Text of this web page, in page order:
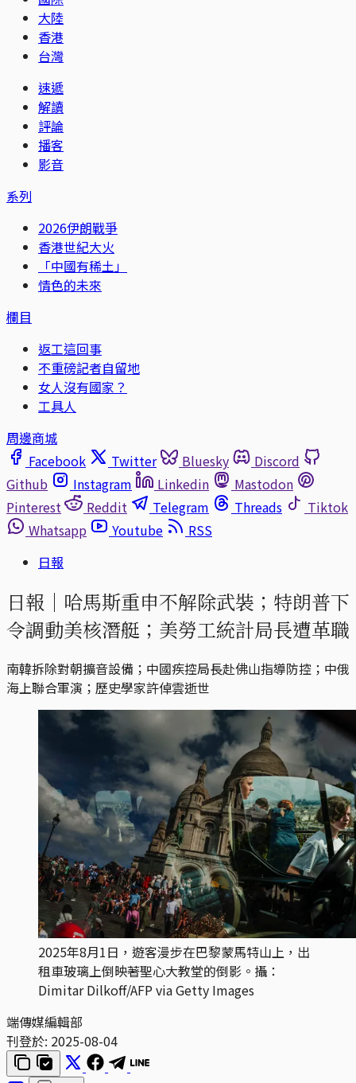
大陸
香港
台灣
速遞
解讀
評論
播客
影音
系列
2026伊朗戰爭
香港世紀大火
「中國有稀土」
情色的未來
欄目
返工這回事
不重磅記者自留地
女人沒有國家？
工具人
周邊商城
Facebook
Twitter Bluesky
Discord
Github
Instagram Linkedin
Mastodon
Pinterest
Reddit Telegram Threads
Tiktok
Whatsapp
Youtube
RSS
日報
日報｜哈馬斯重申不解除武裝；特朗普下
令調動美核潛艇；美勞工統計局長遭革職
南韓拆除對朝擴音設備；中國疾控局長赴佛山指導防控；中俄
海上聯合軍演；歷史學家許倬雲逝世
2025年8月1日，遊客漫步在巴黎蒙馬特山上，出
租車玻璃上倒映著聖心大教堂的倒影。攝：
Dimitar Dilkoff/AFP via Getty Images
端傳媒編輯部
刊登於: 2025-08-04